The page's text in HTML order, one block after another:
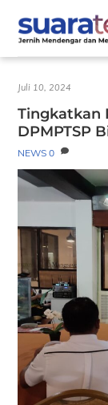
content
Juli 10, 2024
Tingkatkan
DPMPTSP
NEWS 0